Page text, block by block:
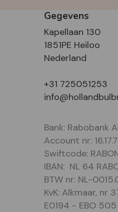
Gegevens
Kapellaan 130
1851PE Heiloo
Nederland
+31 725051253
Bank: Rabobank
Account nr:
Swiftcode:
IBAN: NL 64
BTW nr: NL-
KvK: Alkmaar, nr
E0194 - EBO 505